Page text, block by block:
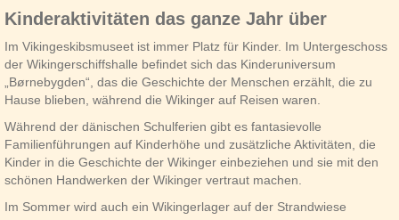
Kinderaktivitäten das ganze Jahr über
Im Vikingeskibsmuseet ist immer Platz für Kinder. Im Untergeschoss
der Wikingerschiffshalle befindet sich das Kinderuniversum
„Børnebygden“, das die Geschichte der Menschen erzählt, die zu
Hause blieben, während die Wikinger auf Reisen waren.
Während der dänischen Schulferien gibt es fantasievolle
Familienführungen auf Kinderhöhe und zusätzliche Aktivitäten, die
Kinder in die Geschichte der Wikinger einbeziehen und sie mit den
schönen Handwerken der Wikinger vertraut machen.
Im Sommer wird auch ein Wikingerlager auf der Strandwiese